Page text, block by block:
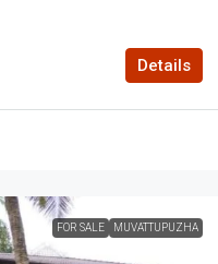
Details
FOR SALE MUVATTUPUZHA